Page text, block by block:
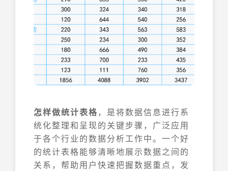
怎样做统计表格，是将数据信息进行系
统化整理和呈现的关键步骤，广泛应用
于各个行业的数据分析工作中。一个好
的统计表格能够清晰地展示数据之间的
关系，帮助用户快速把握数据重点，发